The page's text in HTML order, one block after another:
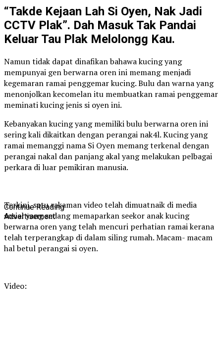
“Takde Kejaan Lah Si Oyen, Nak Jadi
CCTV Plak”. Dah Masuk Tak Pandai
Keluar Tau Plak Melolongg Kau.
Namun tidak dapat dinafikan bahawa kucing yang
mempunyai gen berwarna oren ini memang menjadi
kegemaran ramai penggemar kucing. Bulu dan warna yang
menonjolkan kecomelan itu membuatkan ramai penggemar
meminati kucing jenis si oyen ini.
Kebanyakan kucing yang memiliki bulu berwarna oren ini
sering kali dikaitkan dengan perangai nak4l. Kucing yang
ramai memanggi nama Si Oyen memang terkenal dengan
perangai nakal dan panjang akal yang melakukan pelbagai
perkara di luar pemikiran manusia.
Terkini, satu rakaman video telah dimuatnaik di media
sosial yang sedang memaparkan seekor anak kucing
berwarna oren yang telah mencuri perhatian ramai kerana
telah terperangkap di dalam siling rumah. Macam- macam
hal betul perangai si oyen.
Video:
Continue Reading
Advertisement